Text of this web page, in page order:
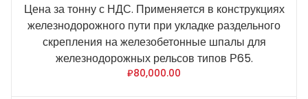
Цена за тонну с НДС. Применяется в конструкциях
железнодорожного пути при укладке раздельного
скрепления на железобетонные шпалы для
железнодорожных рельсов типов Р65.
₽80,000.00